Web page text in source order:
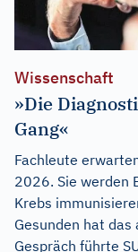
Wissenschaft
»Die
Gang«
Fachleute
2026. Sie werden
Krebs
Gesunden hat das
Gespräch führte